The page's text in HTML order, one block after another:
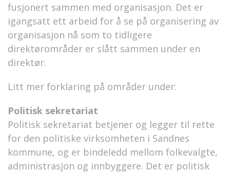
fusjonert sammen med organisasjon. Det er
igangsatt ett arbeid for å se på organisering av
organisasjon nå som to tidligere
direktørområder er slått sammen under en
direktør.
Litt mer forklaring på områder under:
Politisk sekretariat
Politisk sekretariat betjener og legger til rette
for den politiske virksomheten i Sandnes
kommune, og er bindeledd mellom folkevalgte,
administrasjon og innbyggere. Det er politisk